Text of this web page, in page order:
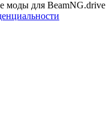
моды для BeamNG.drive